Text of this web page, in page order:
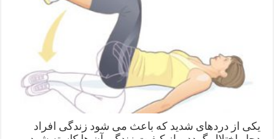
یکی از دردهای شدید که باعث می شود زندگی افراد